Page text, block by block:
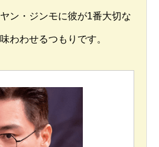
ン・ジンモに彼が1番大切な
わわせるつもりです。